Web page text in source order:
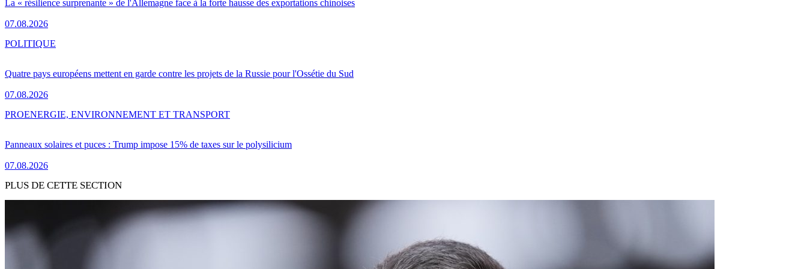
La « résilience surprenante » de l'Allemagne face à la forte hausse des exportations chinoises
07.08.2026
Quatre pays européens mettent en garde contre les projets de la Russie pour l'Ossétie du Sud
07.08.2026
POLITIQUE
Panneaux solaires et puces : Trump impose 15% de taxes sur le polysilicium
07.08.2026
PROENERGIE, ENVIRONNEMENT ET TRANSPORT
PLUS DE CETTE SECTION